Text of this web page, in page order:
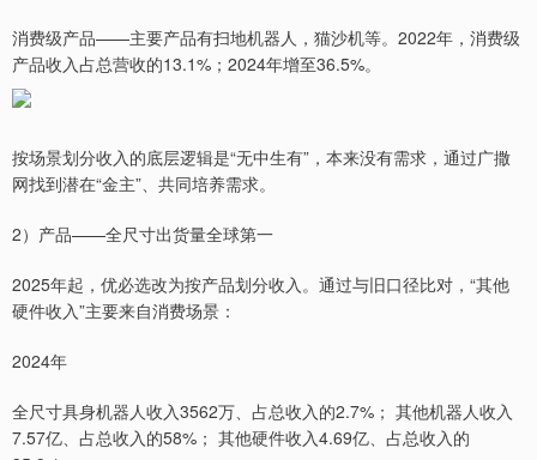
消费级产品——主要产品有扫地机器人，猫沙机等。2022年，消费级
产品收入占总营收的13.1%；2024年增至36.5%。
按场景划分收入的底层逻辑是“无中生有”，本来没有需求，通过广撒
网找到潜在“金主”、共同培养需求。
2）产品——全尺寸出货量全球第一
2025年起，优必选改为按产品划分收入。通过与旧口径比对，“其他
硬件收入”主要来自消费场景：
2024年
全尺寸具身机器人收入3562万、占总收入的2.7%； 其他机器人收入
7.57亿、占总收入的58%； 其他硬件收入4.69亿、占总收入的